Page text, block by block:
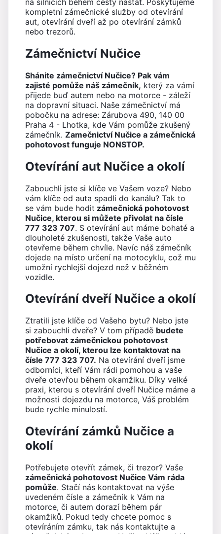
kompletní zámečnické služby od otevírání
aut, otevírání dveří až po otevírání zámků
nebo trezorů.
Zámečnictví Nučice
Shánite zámečnictví Nučice? Pak vám
zajisté pomůže náš zámečník, který za vámí
přijede buď autem nebo na motorce - záleží
na dopravní situaci. Naše zámečnictví má
pobočku na adrese: Zárubova 490, 140 00
Praha 4 - Lhotka, kde Vám pomůže zkušený
zámečník. Zamečnictví Nučice a zámečnická
pohotovost funguje NONSTOP.
Otevírání aut Nučice a okolí
Zabouchli jste si klíče ve Vašem voze? Nebo
vám klíče od auta spadli do kanálu? Tak to
se vám bude hodit zámečnická pohotovost
Nučice, kterou si můžete přivolat na čísle
777 323 707. S otevírání aut máme bohaté a
dlouholeté zkušenosti, takže Vaše auto
otevřeme během chvíle. Navíc náš zámečník
dojede na místo určení na motocyklu, což mu
umožní rychlejší dojezd než v běžném
vozidle.
Otevírání dveří Nučice a okolí
Ztratili jste klíče od Vašeho bytu? Nebo jste
si zabouchli dveře? V tom případě budete
potřebovat zámečnickou pohotovost
Nučice a okolí, kterou lze kontaktovat na
čísle 777 323 707. Na otevírání dveří jsme
odborníci, kteří Vám rádi pomohou a vaše
dveře otevřou během okamžiku. Díky velké
praxi, kterou s otevírání dveří Nučice máme a
možnosti dojezdu na motorce, Váš problém
bude rychle minulostí.
Otevírání zámků Nučice a
okolí
Potřebujete otevřít zámek, či trezor? Vaše
zámečnická pohotovost Nučice Vám ráda
pomůže. Stačí nás kontaktovat na výše
uvedeném čísle a zámečník k Vám na
motorce, či autem dorazí během pár
okamžiků. Pokud tedy chcete pomoc s
otevíráním zámku, tak nás kontaktujte a